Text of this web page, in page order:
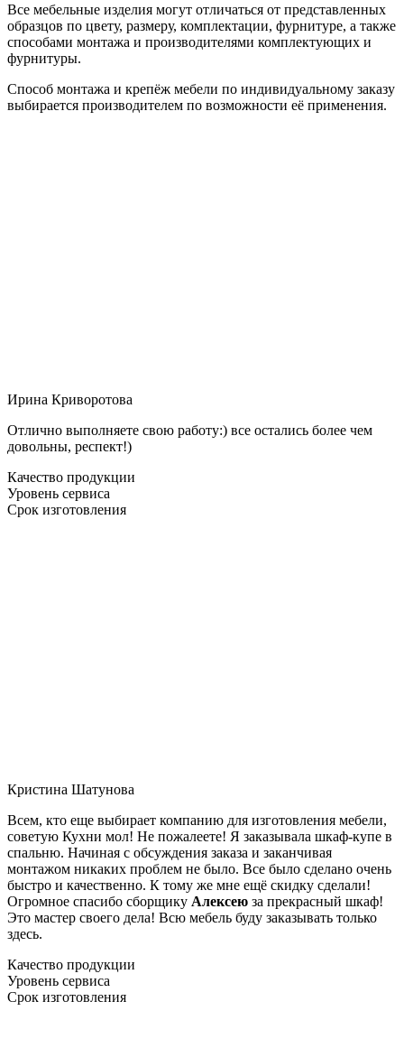
Все мебельные изделия могут отличаться от представленных
образцов по цвету, размеру, комплектации, фурнитуре, а также
способами монтажа и производителями комплектующих и
фурнитуры.
Способ монтажа и крепёж мебели по индивидуальному заказу
выбирается производителем по возможности её применения.
Ирина Криворотова
Отлично выполняете свою работу:) все остались более чем
довольны, респект!)
Качество продукции
Уровень сервиса
Срок изготовления
Кристина Шатунова
Всем, кто еще выбирает компанию для изготовления мебели,
советую Кухни мол! Не пожалеете! Я заказывала шкаф-купе в
спальню. Начиная с обсуждения заказа и заканчивая
монтажом никаких проблем не было. Все было сделано очень
быстро и качественно. К тому же мне ещё скидку сделали!
Огромное спасибо сборщику Алексею за прекрасный шкаф!
Это мастер своего дела! Всю мебель буду заказывать только
здесь.
Качество продукции
Уровень сервиса
Срок изготовления